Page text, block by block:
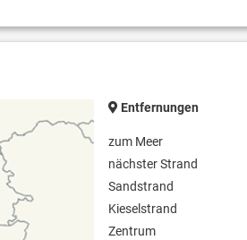
Entfernungen
zum Meer
nächster Strand
Sandstrand
Kieselstrand
Zentrum